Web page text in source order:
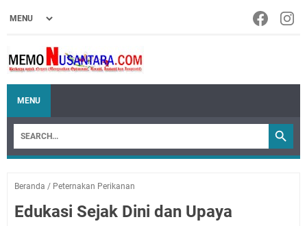
MENU
Beranda / Peternakan Perikanan
Edukasi Sejak Dini dan Upaya